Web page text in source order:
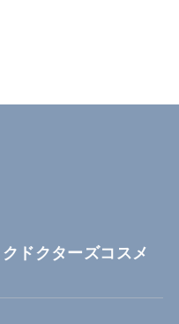
ドクターズコスメ